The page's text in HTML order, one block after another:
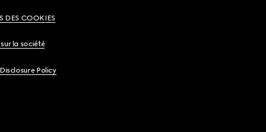
DES COOKIES
la société
Policy